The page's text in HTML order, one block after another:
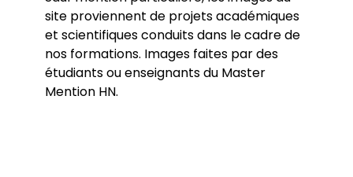
Master NET
Master ACEHN
Master MTN
Partenaires universitaires
Partenaires socio-économiques
Actualités
site proviennent de projets académiques
et scientifiques conduits dans le cadre de
nos formations. Images faites par des
étudiants ou enseignants du Master
Mention HN.